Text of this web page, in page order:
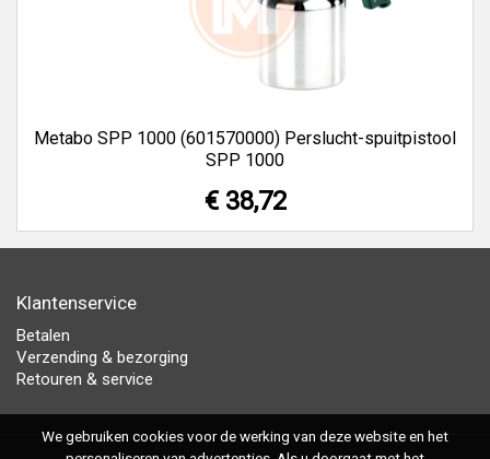
Metabo SPP 1000 (601570000) Perslucht-spuitpistool
SPP 1000
€ 38,72
Klantenservice
Betalen
Verzending & bezorging
Retouren & service
We gebruiken cookies voor de werking van deze website en het